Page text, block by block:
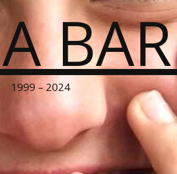
1999 – 2024